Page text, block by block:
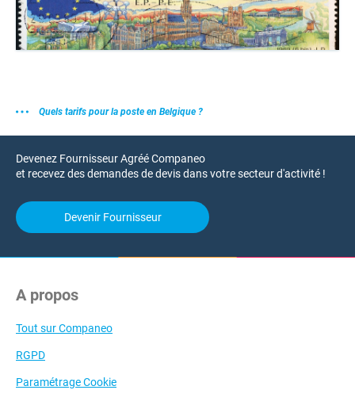
Quels tarifs pour la poste en Belgique ?
Devenez Fournisseur Agréé Companeo
et recevez des demandes de devis dans votre secteur d'activité !
Devenir Fournisseur
A propos
Tout sur Companeo
RGPD
Paramétrage Cookie